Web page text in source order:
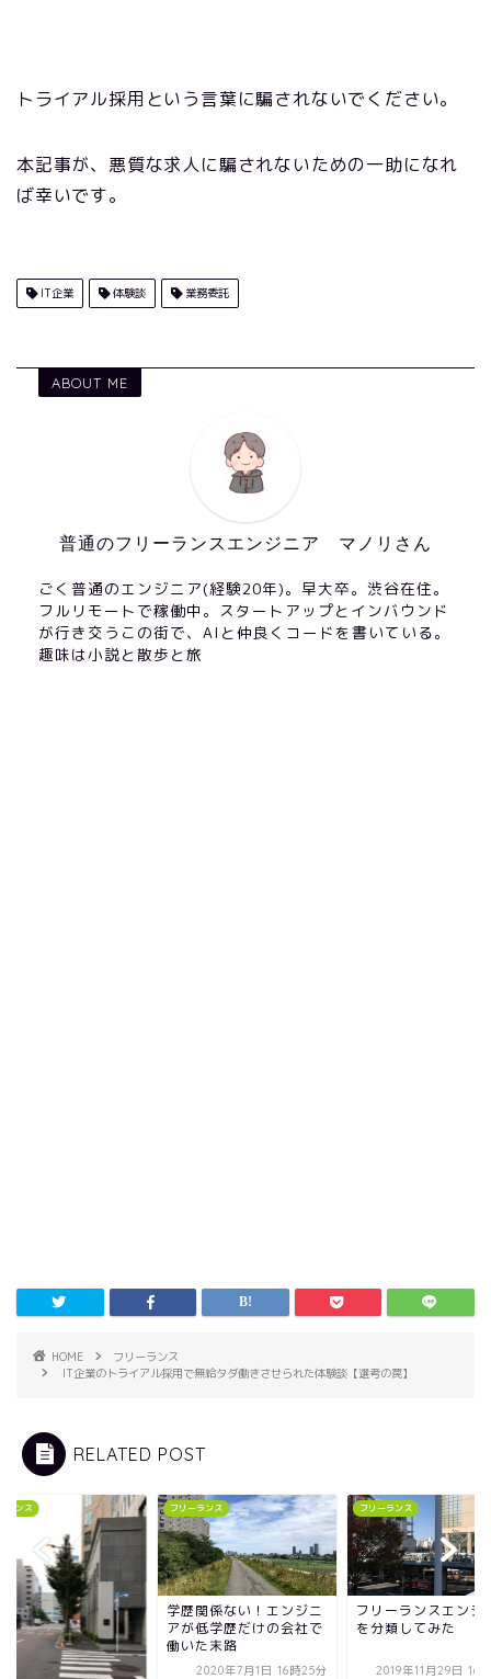
トライアル採用という言葉に騙されないでください。
本記事が、悪質な求人に騙されないための一助になれ
ば幸いです。
IT企業 体験談 業務委託
ABOUT ME
普通のフリーランスエンジニア マノリさん
ごく普通のエンジニア(経験20年)。早大卒。渋谷在住。
フルリモートで稼働中。スタートアップとインバウンド
が行き交うこの街で、AIと仲良くコードを書いている。
趣味は小説と散歩と旅
HOME
フリーランス
IT企業のトライアル採用で無給タダ働きさせられた体験談【選考の罠】
RELATED POST
ランス
関係ない！エンジニ
学歴だけの会社で
末路
2020年7月1日 16時25分
フリーランス
フリーランスエンジニア
を分類してみた
2019年11月29日 16時50分
フリーランス